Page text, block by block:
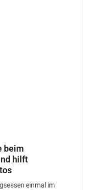
beim
hilft
einmal im